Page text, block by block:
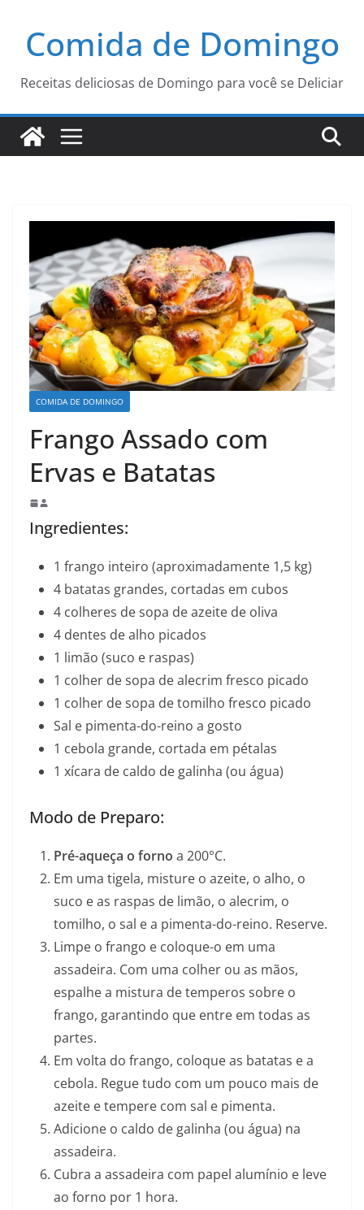
conteúdo
Comida de Domingo
Receitas deliciosas de Domingo para você se Deliciar
COMIDA DE DOMINGO
Frango Assado com
Ervas e Batatas
Ingredientes:
1 frango inteiro (aproximadamente 1,5 kg)
4 batatas grandes, cortadas em cubos
4 colheres de sopa de azeite de oliva
4 dentes de alho picados
1 limão (suco e raspas)
1 colher de sopa de alecrim fresco picado
1 colher de sopa de tomilho fresco picado
Sal e pimenta-do-reino a gosto
1 cebola grande, cortada em pétalas
1 xícara de caldo de galinha (ou água)
Modo de Preparo:
Pré-aqueça o forno a 200°C.
Em uma tigela, misture o azeite, o alho, o
suco e as raspas de limão, o alecrim, o
tomilho, o sal e a pimenta-do-reino. Reserve.
Limpe o frango e coloque-o em uma
assadeira. Com uma colher ou as mãos,
espalhe a mistura de temperos sobre o
frango, garantindo que entre em todas as
partes.
Em volta do frango, coloque as batatas e a
cebola. Regue tudo com um pouco mais de
azeite e tempere com sal e pimenta.
Adicione o caldo de galinha (ou água) na
assadeira.
Cubra a assadeira com papel alumínio e leve
ao forno por 1 hora.